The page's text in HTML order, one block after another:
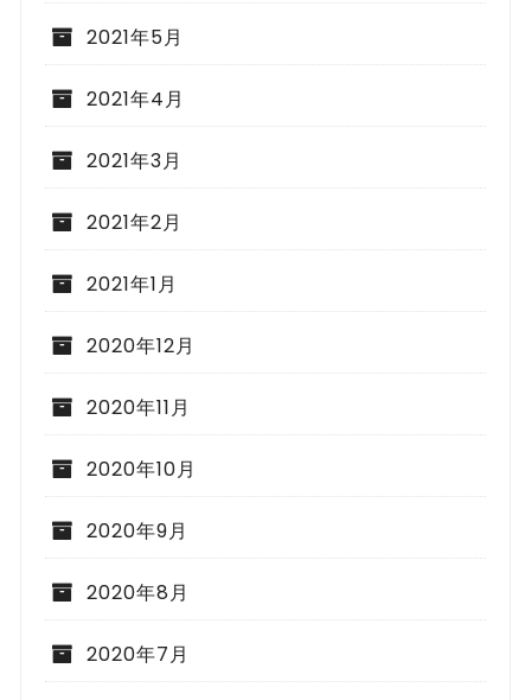
2021年5月
2021年4月
2021年3月
2021年2月
2021年1月
2020年12月
2020年11月
2020年10月
2020年9月
2020年8月
2020年7月